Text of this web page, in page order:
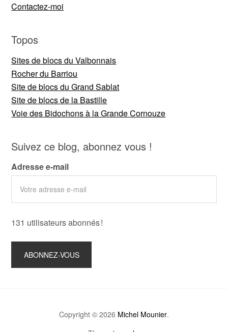
Contactez-moi
Topos
Sites de blocs du Valbonnais
Rocher du Barriou
Site de blocs du Grand Sablat
Site de blocs de la Bastille
Voie des Bidochons à la Grande Cornouze
Suivez ce blog, abonnez vous !
Adresse e-mail
131 utilisateurs abonnés !
Copyright © 2026 Michel Mounier.